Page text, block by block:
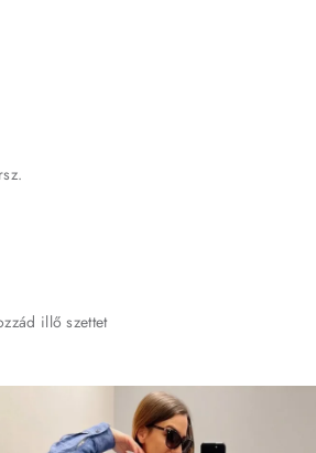
illő szettet